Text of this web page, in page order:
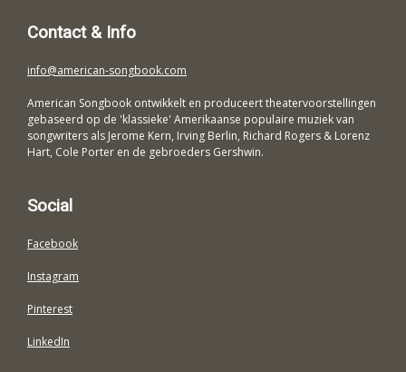
Contact & Info
info@american-songbook.com
American Songbook ontwikkelt en produceert theatervoorstellingen
gebaseerd op de 'klassieke' Amerikaanse populaire muziek van
songwriters als Jerome Kern, Irving Berlin, Richard Rogers & Lorenz
Hart, Cole Porter en de gebroeders Gershwin.
Social
Facebook
Instagram
Pinterest
LinkedIn